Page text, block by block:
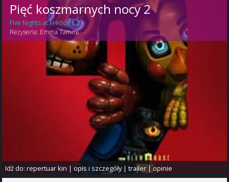
Pięć koszmarnych nocy 2
Five Nights at Freddy's 2
Reżyseria: Emma Tammi
Idź do:repertuar kin |opis i szczegóły|trailer|opinie